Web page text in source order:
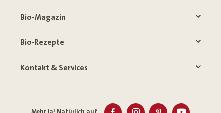
Bio-Magazin
Bio-Rezepte
Kontakt & Services